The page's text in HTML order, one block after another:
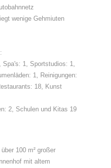
wenige Gehmiuten
Spa's: 1, Sportstudios: 1,
1, Reinigungen:
18, Kunst
2, Schulen und Kitas 19
100 m² großer
mit altem